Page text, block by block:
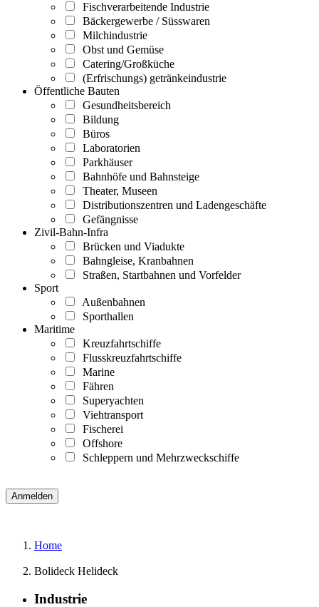
Fischverarbeitende Industrie
Bäckergewerbe / Süsswaren
Milchindustrie
Obst und Gemüse
Catering/Großküche
(Erfrischungs) getränkeindustrie
Öffentliche Bauten
Gesundheitsbereich
Bildung
Büros
Laboratorien
Parkhäuser
Bahnhöfe und Bahnsteige
Theater, Museen
Distributionszentren und Ladengeschäfte
Gefängnisse
Zivil-Bahn-Infra
Brücken und Viadukte
Bahngleise, Kranbahnen
Straßen, Startbahnen und Vorfelder
Sport
Außenbahnen
Sporthallen
Maritime
Kreuzfahrtschiffe
Flusskreuzfahrtschiffe
Marine
Fähren
Superyachten
Viehtransport
Fischerei
Offshore
Schleppern und Mehrzweckschiffe
Home
Bolideck Helideck
Industrie